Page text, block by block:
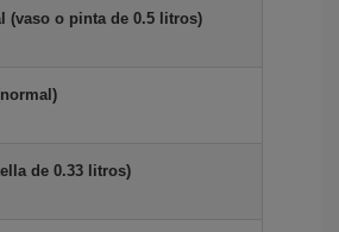
(vaso o pinta de 0.5 litros)
de 0.33 litros)